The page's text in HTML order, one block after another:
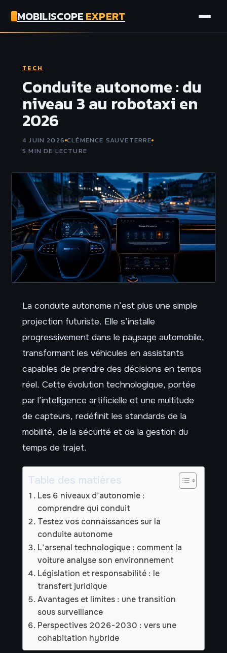
MOBILISCOPEEXPERT
ASSURANCE
TECH
Conduite autonome : du
niveau 3 au robotaxi en
2026
4 JUIN 2026·CLÉMENCE SAUVETERRE·
5 MIN DE LECTURE
La conduite autonome n’est plus une simple
projection futuriste. Elle s’installe
progressivement dans le paysage automobile,
transformant les véhicules en assistants
capables de prendre des décisions en temps
réel. Cette évolution technologique, portée
par l’intelligence artificielle et une multitude
de capteurs, redéfinit les standards de la
mobilité, de la sécurité et de la gestion du
temps de trajet.
Table des matières
Les 6 niveaux d’autonomie :
comprendre qui conduit
Testez vos connaissances sur la
conduite autonome
L’arsenal technologique : comment la
voiture analyse son environnement
Législation et responsabilité : le
transfert juridique
Avantages et limites : une transition
sous surveillance
Perspectives 2026-2030 : vers une
cohabitation hybride